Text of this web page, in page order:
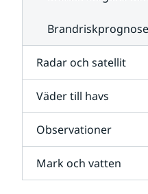
Radar och satellit
Väder till havs
Observationer
Mark och vatten